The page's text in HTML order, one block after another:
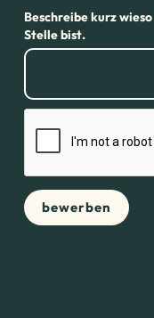
Beschreibe kurz
Stelle bist.